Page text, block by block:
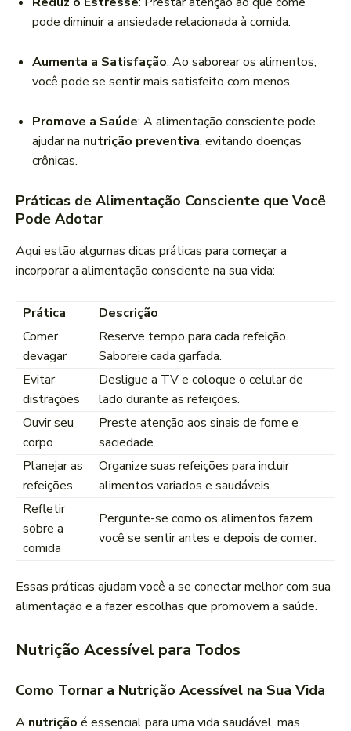
pode diminuir a ansiedade relacionada à comida.
Aumenta a Satisfação: Ao saborear os alimentos,
você pode se sentir mais satisfeito com menos.
Promove a Saúde: A alimentação consciente pode
ajudar na nutrição preventiva, evitando doenças
crônicas.
Práticas de Alimentação Consciente que Você
Pode Adotar
Aqui estão algumas dicas práticas para começar a
incorporar a alimentação consciente na sua vida:
Prática
Descrição
Comer
devagar
Reserve tempo para cada refeição.
Saboreie cada garfada.
Evitar
distrações
Desligue a TV e coloque o celular de
lado durante as refeições.
Ouvir seu
corpo
Preste atenção aos sinais de fome e
saciedade.
Planejar as
refeições
Organize suas refeições para incluir
alimentos variados e saudáveis.
Refletir
sobre a
comida
Pergunte-se como os alimentos fazem
você se sentir antes e depois de comer.
Essas práticas ajudam você a se conectar melhor com sua
alimentação e a fazer escolhas que promovem a saúde.
Nutrição Acessível para Todos
Como Tornar a Nutrição Acessível na Sua Vida
A nutrição é essencial para uma vida saudável, mas